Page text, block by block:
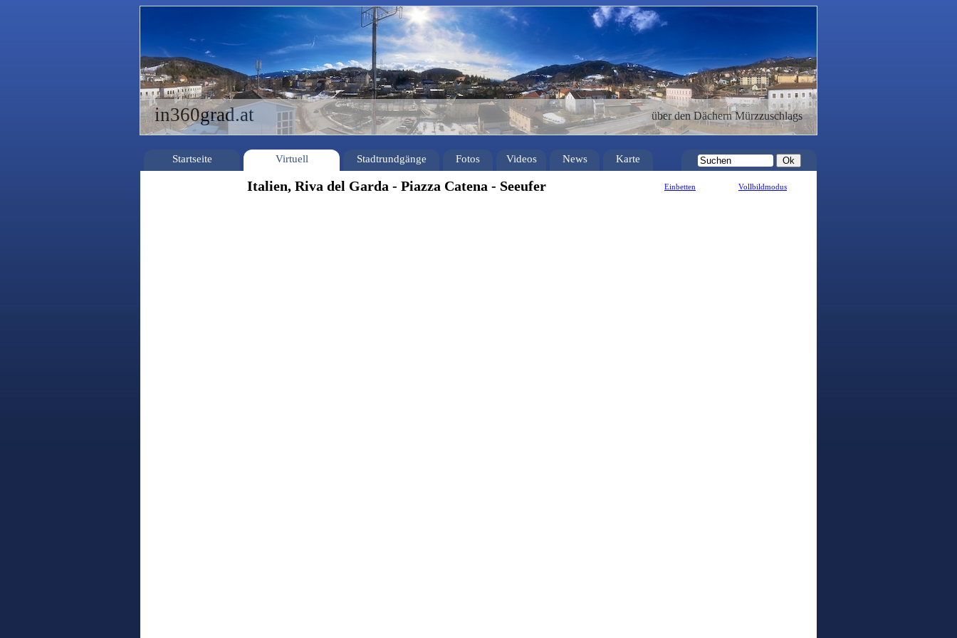
in360grad.at über den Dächern Mürzzuschlags
Startseite Virtuell Stadtrundgänge Fotos Videos News Karte
Italien, Riva del Garda - Piazza Catena - Seeufer Einbetten Vollbildmodus